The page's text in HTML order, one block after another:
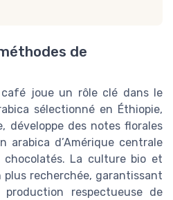
de
café joue un rôle clé dans le
sélectionné en Éthiopie,
développe des notes florales
arabica d’Amérique centrale
chocolatés. La culture bio et
recherchée, garantissant
respectueuse de